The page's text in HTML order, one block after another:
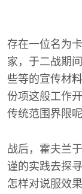
存在一位名为
家，于二战期
些等的宣传材
份项这般工作
传统范围界限呢
战后，霍夫兰
谨的实践去探
怎样对说服效